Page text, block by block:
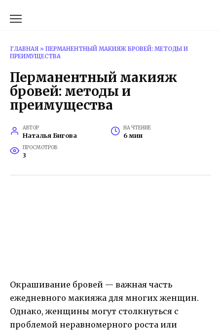
ГЛАВНАЯ » ПЕРМАНЕНТНЫЙ МАКИЯЖ БРОВЕЙ: МЕТОДЫ И
ПРЕИМУЩЕСТВА
Перманентный макияж
бровей: методы и
преимущества
АВТОР
Наталья Бигова
НА ЧТЕНИЕ
6 мин
ПРОСМОТРОВ
3
Окрашивание бровей — важная часть
ежедневного макияжа для многих женщин.
Однако, женщины могут столкнуться с
проблемой неравномерного роста или